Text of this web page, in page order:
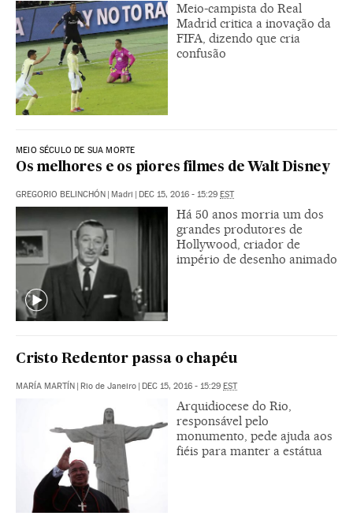
Meio-campista do Real
Madrid critica a inovação da
FIFA, dizendo que cria
confusão
MEIO SÉCULO DE SUA MORTE
Os melhores e os piores filmes de Walt Disney
GREGORIO BELINCHÓN | Madri | DEC 15, 2016 - 15:29 EST
Há 50 anos morria um dos
grandes produtores de
Hollywood, criador de
império de desenho animado
Cristo Redentor passa o chapéu
MARÍA MARTÍN | Rio de Janeiro | DEC 15, 2016 - 15:29 EST
Arquidiocese do Rio,
responsável pelo
monumento, pede ajuda aos
fiéis para manter a estátua